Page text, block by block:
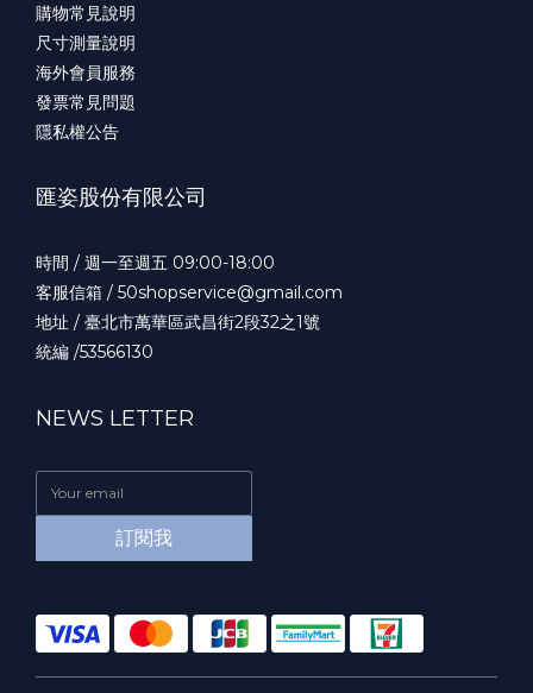
購物常見說明
尺寸測量說明
海外會員服務
發票常見問題
隱私權公告
匯姿股份有限公司
時間 / 週一至週五 09:00-18:00
客服信箱 / 50shopservice@gmail.com
地址 / 臺北市萬華區武昌街2段32之1號
統編 /53566130
NEWS LETTER
訂閱我